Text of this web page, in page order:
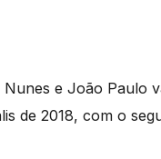
e João Paulo
de 2018, com o